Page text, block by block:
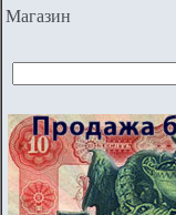
Магазин